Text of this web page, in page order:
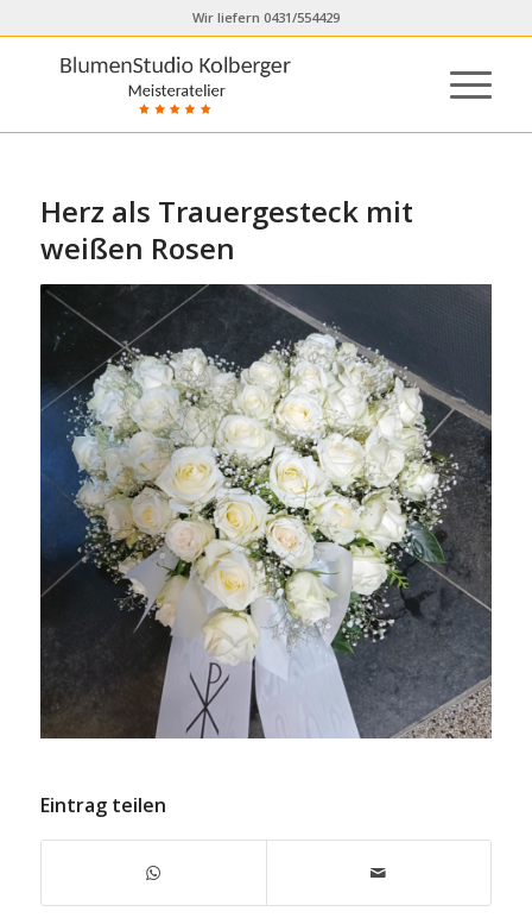
Wir liefern 0431/554429
Herz als Trauergesteck mit
weißen Rosen
Eintrag teilen